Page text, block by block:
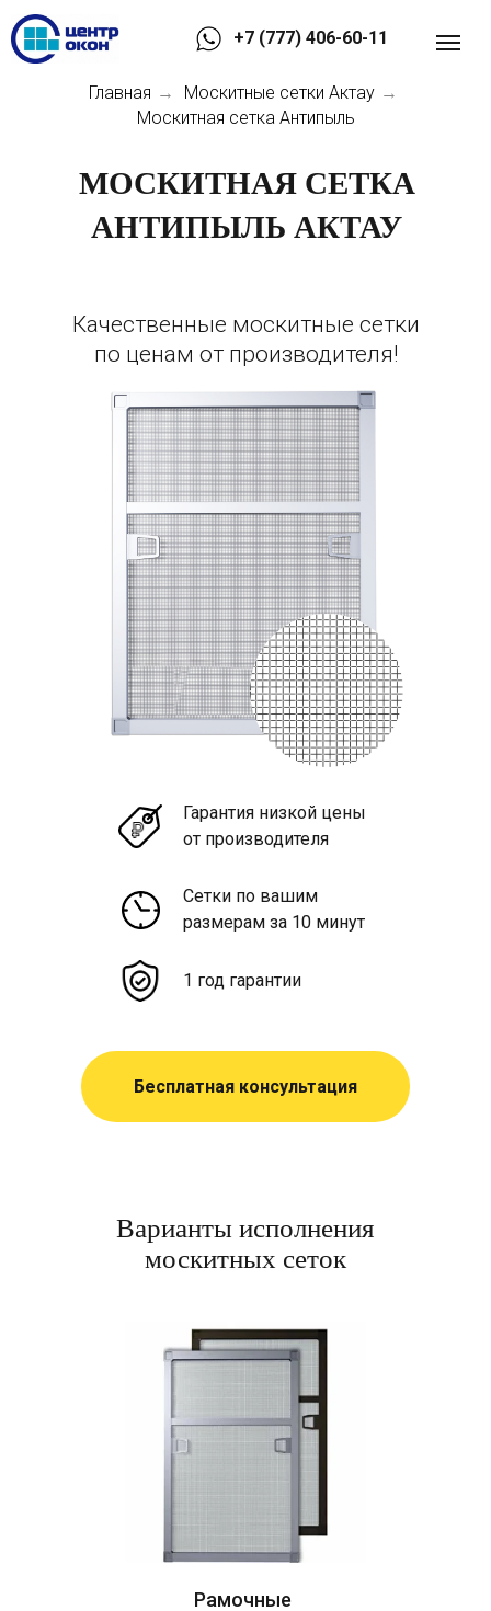
+7 (777) 406-60-11
Главная → Москитные сетки Актау →
Москитная сетка Антипыль
МОСКИТНАЯ СЕТКА
АНТИПЫЛЬ АКТАУ
Гарантия низкой цены
от производителя
Сетки по вашим
размерам за 10 минут
1 год гарантии
Бесплатная консультация
Качественные москитные сетки
по ценам от производителя!
Варианты исполнения
москитных сеток
Рамочные